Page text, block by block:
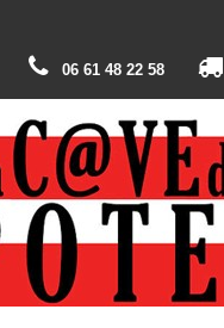
06 61 48 22 58